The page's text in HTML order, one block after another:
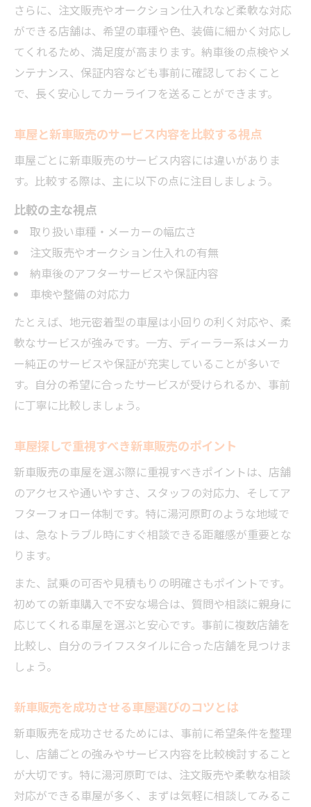
車屋と新車販売の迷いを解消する進め方
アフターサービス重視の新車購入ガイド
車屋選びで新車販売後のサポートを重視す
る理由
車屋のアフターサービスが新車販売に不可
欠な訳
新車販売後のケアが充実した車屋の特徴
車屋と新車販売のアフターサポート活用法
長く安心できる車屋との付き合い方
新車販売を通じて信頼できる車屋と関わる
コツ
長く付き合える車屋の新車販売の魅力とは
新車販売をきっかけにした車屋との信頼構
築法
車屋選びで安心できる新車販売のポイント
新車販売後も頼れる車屋との関係の築き方
さらに、注文販売やオークション仕入れなど柔軟な対応
ができる店舗は、希望の車種や色、装備に細かく対応し
てくれるため、満足度が高まります。納車後の点検やメ
ンテナンス、保証内容なども事前に確認しておくこと
で、長く安心してカーライフを送ることができます。
車屋と新車販売のサービス内容を比較する視点
車屋ごとに新車販売のサービス内容には違いがありま
す。比較する際は、主に以下の点に注目しましょう。
比較の主な視点
取り扱い車種・メーカーの幅広さ
注文販売やオークション仕入れの有無
納車後のアフターサービスや保証内容
車検や整備の対応力
たとえば、地元密着型の車屋は小回りの利く対応や、柔
軟なサービスが強みです。一方、ディーラー系はメーカ
ー純正のサービスや保証が充実していることが多いで
す。自分の希望に合ったサービスが受けられるか、事前
に丁寧に比較しましょう。
車屋探しで重視すべき新車販売のポイント
新車販売の車屋を選ぶ際に重視すべきポイントは、店舗
のアクセスや通いやすさ、スタッフの対応力、そしてア
フターフォロー体制です。特に湯河原町のような地域で
は、急なトラブル時にすぐ相談できる距離感が重要とな
ります。
また、試乗の可否や見積もりの明確さもポイントです。
初めての新車購入で不安な場合は、質問や相談に親身に
応じてくれる車屋を選ぶと安心です。事前に複数店舗を
比較し、自分のライフスタイルに合った店舗を見つけま
しょう。
新車販売を成功させる車屋選びのコツとは
新車販売を成功させるためには、事前に希望条件を整理
し、店舗ごとの強みやサービス内容を比較検討すること
が大切です。特に湯河原町では、注文販売や柔軟な相談
対応ができる車屋が多く、まずは気軽に相談してみるこ